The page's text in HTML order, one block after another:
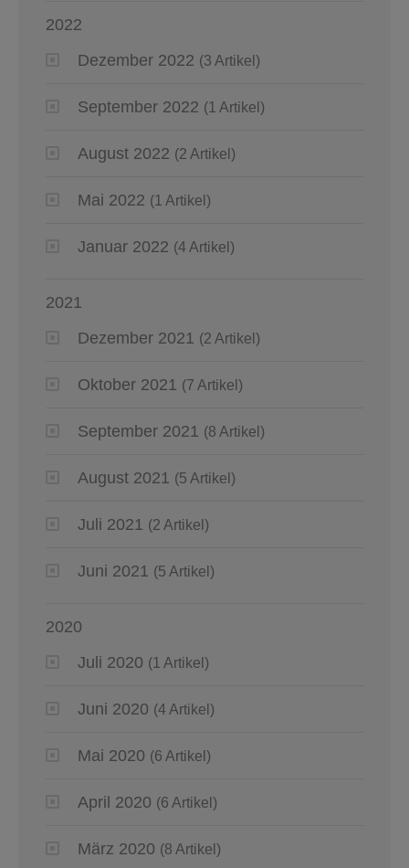
2022
Dezember 2022 (3 Artikel)
September 2022 (1 Artikel)
August 2022 (2 Artikel)
Mai 2022 (1 Artikel)
Januar 2022 (4 Artikel)
2021
Dezember 2021 (2 Artikel)
Oktober 2021 (7 Artikel)
September 2021 (8 Artikel)
August 2021 (5 Artikel)
Juli 2021 (2 Artikel)
Juni 2021 (5 Artikel)
2020
Juli 2020 (1 Artikel)
Juni 2020 (4 Artikel)
Mai 2020 (6 Artikel)
April 2020 (6 Artikel)
März 2020 (8 Artikel)